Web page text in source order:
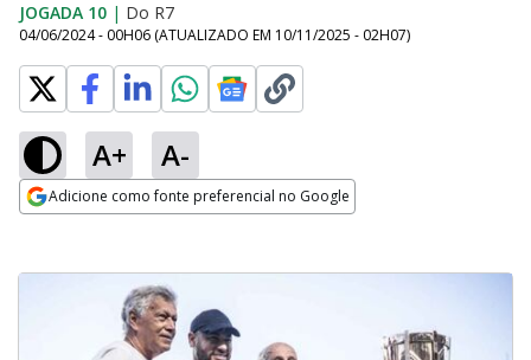
JOGADA 10 | Do R7
04/06/2024 - 00H06 (ATUALIZADO EM 10/11/2025 - 02H07)
A+ A-
Adicione como fonte preferencial no Google